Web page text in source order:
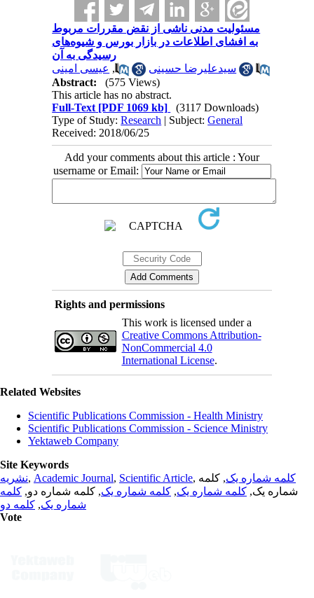
مسئولیت مدنی ناشی از نقض مقررات مربوط
به افشای اطلاعات در بازار بورس و شیوه‌های
رسیدگی به آن
سیدعلیرضا حسینی
, عیسی امینی
Abstract:
(575 Views)
This article has no abstract.
Full-Text [PDF 1069 kb]
(3117 Downloads)
Type of Study:Research | Subject:General
Received: 2018/06/25
Add your comments about this article : Your
username or Email:
Rights and permissions
This work is licensed under a
Creative Commons Attribution-
NonCommercial 4.0
International License.
Related Websites
Scientific Publications Commission - Health Ministry
Scientific Publications Commission - Science Ministry
Yektaweb Company
Site Keywords
نشریه, Academic Journal, Scientific Article, کلمه شماره یک, کلمه
شماره یک, کلمه شماره یک, کلمه شماره یک, کلمه شماره دو, کلمه
شماره یک, کلمه دو
Vote